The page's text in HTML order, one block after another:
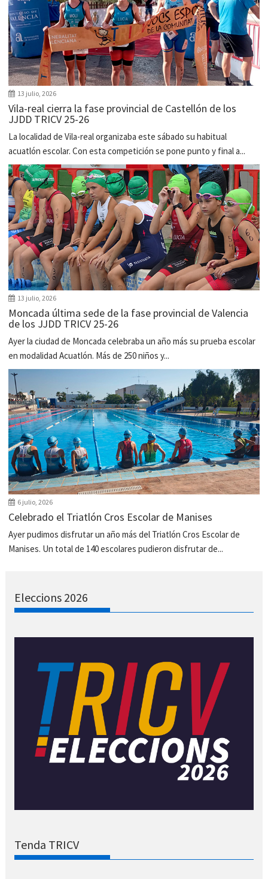
13 julio, 2026
Vila-real cierra la fase provincial de Castellón de los
JJDD TRICV 25-26
La localidad de Vila-real organizaba este sábado su habitual
acuatlón escolar. Con esta competición se pone punto y final a...
13 julio, 2026
Moncada última sede de la fase provincial de Valencia
de los JJDD TRICV 25-26
Ayer la ciudad de Moncada celebraba un año más su prueba escolar
en modalidad Acuatlón. Más de 250 niños y...
6 julio, 2026
Celebrado el Triatlón Cros Escolar de Manises
Ayer pudimos disfrutar un año más del Triatlón Cros Escolar de
Manises. Un total de 140 escolares pudieron disfrutar de...
Eleccions 2026
Tenda TRICV